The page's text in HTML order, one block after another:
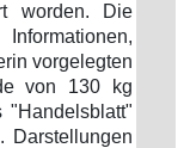
worden. Die
vorgelegten
von 130 kg
"Handelsblatt"
Darstellungen